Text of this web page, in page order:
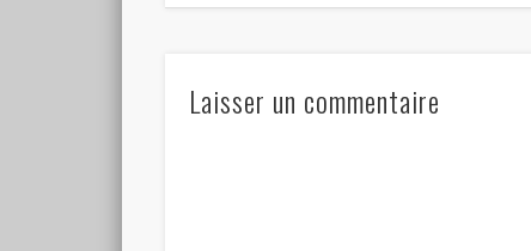
Laisser un commentaire